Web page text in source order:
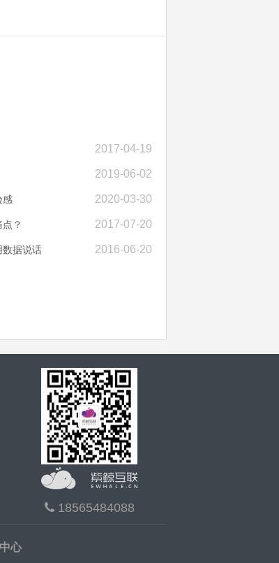
2017-04-19
2019-06-02
2020-03-30
感
2017-07-20
？
2016-06-20
数据说话
18565484088
心